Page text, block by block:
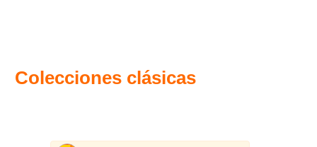
Colecciones clásicas